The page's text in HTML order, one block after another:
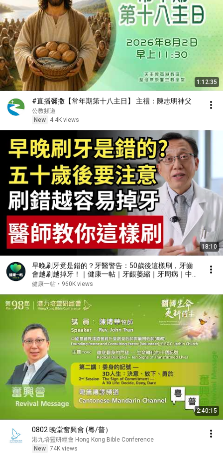
1:12:35
#直播彌撒【常年期第十八主日】 主禮：陳志明神父
公教頻道
New
4.4K views
18:10
早晚刷牙竟是錯的？牙醫警告：50歲後這樣刷，牙齒
會越刷越掉牙！｜健康一帖｜牙齦萎縮｜牙周病｜中老
年口腔保健
健康一帖 • 960K views
2:40:15
0802 晚堂奮興會 (粵/普）
港九培靈研經會 Hong Kong Bible Conference
New 74K views